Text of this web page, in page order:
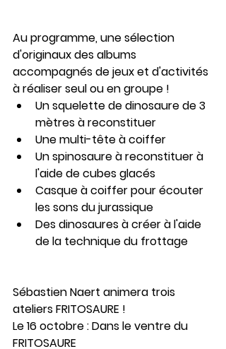
Au programme, une sélection
d'originaux des albums
accompagnés de jeux et d'activités
à réaliser seul ou en groupe !
Un squelette de dinosaure de 3
mètres à reconstituer
Une multi-tête à coiffer
Un spinosaure à reconstituer à
l'aide de cubes glacés
Casque à coiffer pour écouter
les sons du jurassique
Des dinosaures à créer à l'aide
de la technique du frottage
Sébastien Naert animera trois
ateliers FRITOSAURE !
Le 16 octobre : Dans le ventre du
FRITOSAURE